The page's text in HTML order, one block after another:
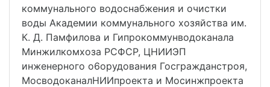
коммунального водоснабжения и очистки
воды Академии коммунального хозяйства им.
К. Д. Памфилова и Гипрокоммунводоканала
Минжилкомхоза РСФСР, ЦНИИЭП
инженерного о6орудования Госгражданстроя,
МосводоканалНИИпроекта и Мосинжпроекта